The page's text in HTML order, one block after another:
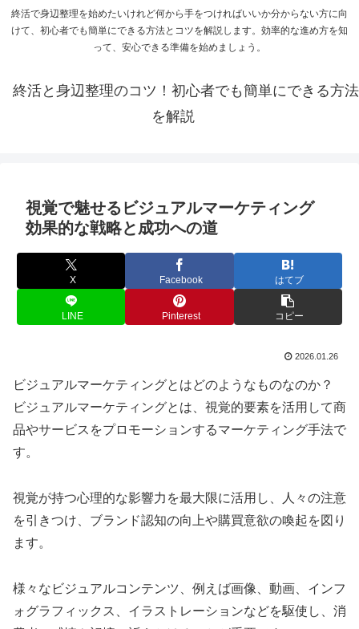
終活で身辺整理を始めたいけれど何から手をつければいいか分からない方に向
けて、初心者でも簡単にできる方法とコツを解説します。効率的な進め方を知
って、安心できる準備を始めましょう。
終活と身辺整理のコツ！初心者でも簡単にできる方法
を解説
視覚で魅せるビジュアルマーケティング
効果的な戦略と成功への道
X Facebook はてブ
LINE Pinterest コピー
2026.01.26
ビジュアルマーケティングとはどのようなものなのか？
ビジュアルマーケティングとは、視覚的要素を活用して商
品やサービスをプロモーションするマーケティング手法で
す。
視覚が持つ心理的な影響力を最大限に活用し、人々の注意
を引きつけ、ブランド認知の向上や購買意欲の喚起を図り
ます。
様々なビジュアルコンテンツ、例えば画像、動画、インフ
ォグラフィックス、イラストレーションなどを駆使し、消